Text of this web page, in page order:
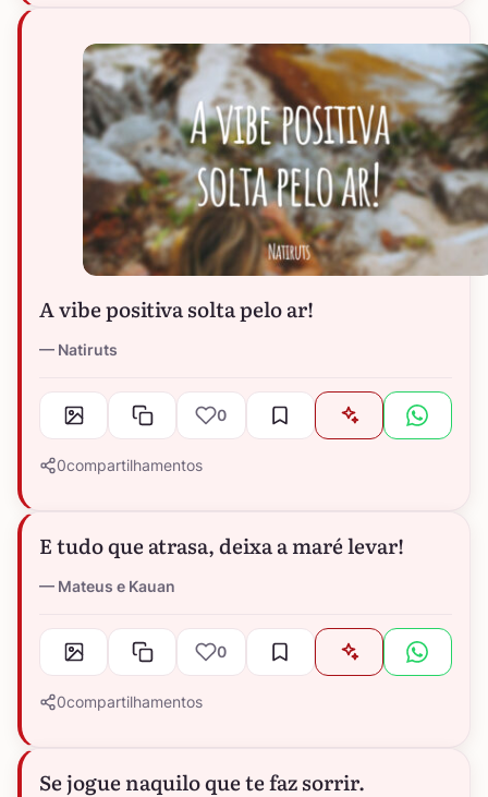
A vibe positiva solta pelo ar!
Natiruts
0
0compartilhamentos
E tudo que atrasa, deixa a maré levar!
Mateus e Kauan
0
0compartilhamentos
Se jogue naquilo que te faz sorrir.